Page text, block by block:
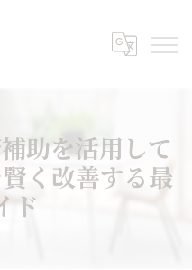
助を活用して
く改善する最
ド